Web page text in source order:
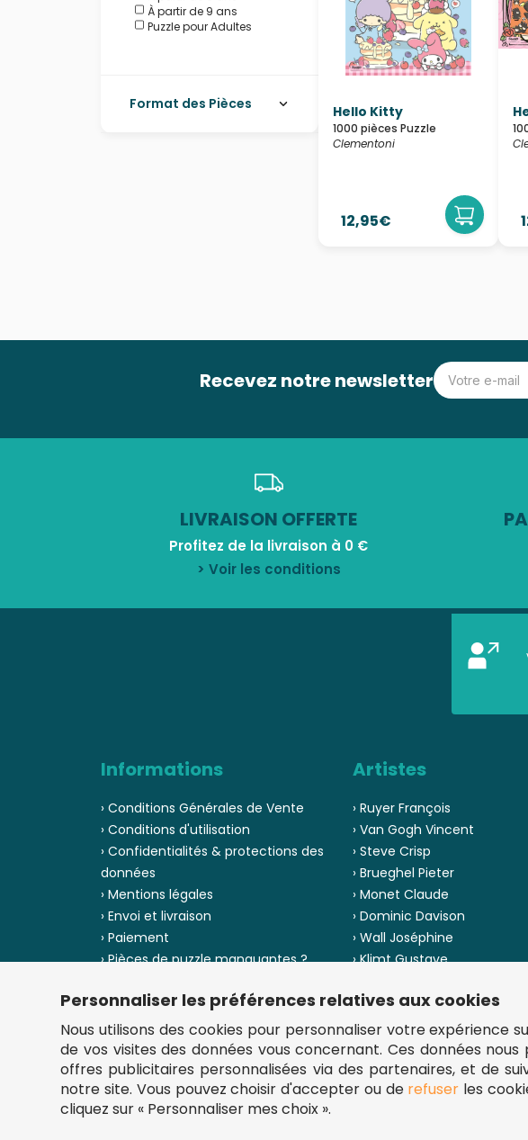
Hello Kitty
1000 pièces Puzzle
Clementoni
12,95€
À partir de 9 ans
Puzzle pour Adultes
Format des Pièces
Recevez notre newsletter
LIVRAISON OFFERTE
Profitez de la livraison à 0 €
> Voir les conditions
Informations
› Conditions Générales de Vente
› Conditions d'utilisation
› Confidentialités & protections des
données
› Mentions légales
› Envoi et livraison
› Paiement
› Pièces de puzzle manquantes ?
› Plan du site
Artistes
› Ruyer François
› Van Gogh Vincent
› Steve Crisp
› Brueghel Pieter
› Monet Claude
› Dominic Davison
› Wall Joséphine
› Klimt Gustave
› Voir tous les artistes
** Frais d'envoi = 6,95 € (France) / gratuit à partir de 45 €.
Personnaliser les préférences relatives aux cookies
Nous utilisons des cookies pour personnaliser votre expérience
de vos visites des données vous concernant. Ces données
offres publicitaires personnalisées via des partenaires, et de
notre site. Vous pouvez choisir d'accepter ou de refuser les
cliquez sur « Personnaliser mes choix ».